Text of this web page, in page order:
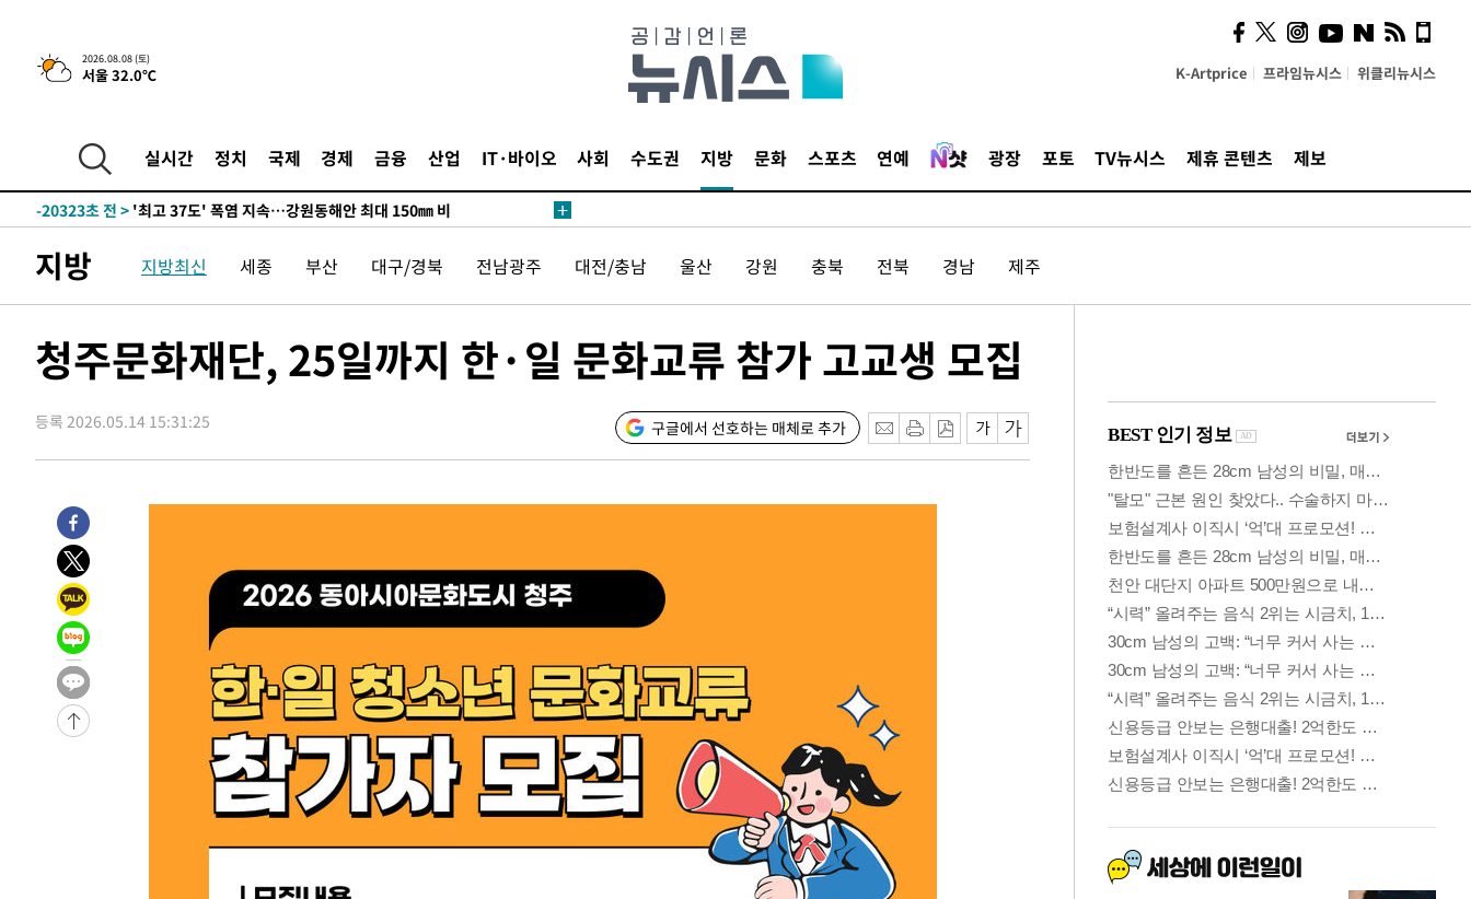
2026.08.08 (토)
서울 32.0℃ K-Artprice 프라임뉴시스 위클리뉴시스
실시간 정치 국제 경제 금융 산업 IT·바이오 사회 수도권 지방 문화 스포츠 연예 광장 포토 TV뉴시스 제휴 콘텐츠 제보
-13449초 전 >
[속보]뉴욕증시 상승 마감…S&P 0.6% 나스닥 1.3%↑
-31702초 전 >
송"
-20323초 전 > '최고 37도' 폭염 지속…강원동해안 최대 150㎜ 비
-31702초 전 >
[속보]'압수수색·성접대 논란' 축구협회 "실망과 걱정 안겨드려 죄
-20323초 전 >'최고 37도' 폭염 지속…강원동해안 최대 150㎜ 비
지방 지방최신 세종 부산 대구/경북 전남광주 대전/충남 울산 강원 충북 전북 경남 제주
청주문화재단, 25일까지 한·일 문화교류 참가 고교생 모집
등록 2026.05.14 15:31:25 구글에서 선호하는 매체로 추가
시, 스마트폰 액세서리에
NFC 더했다